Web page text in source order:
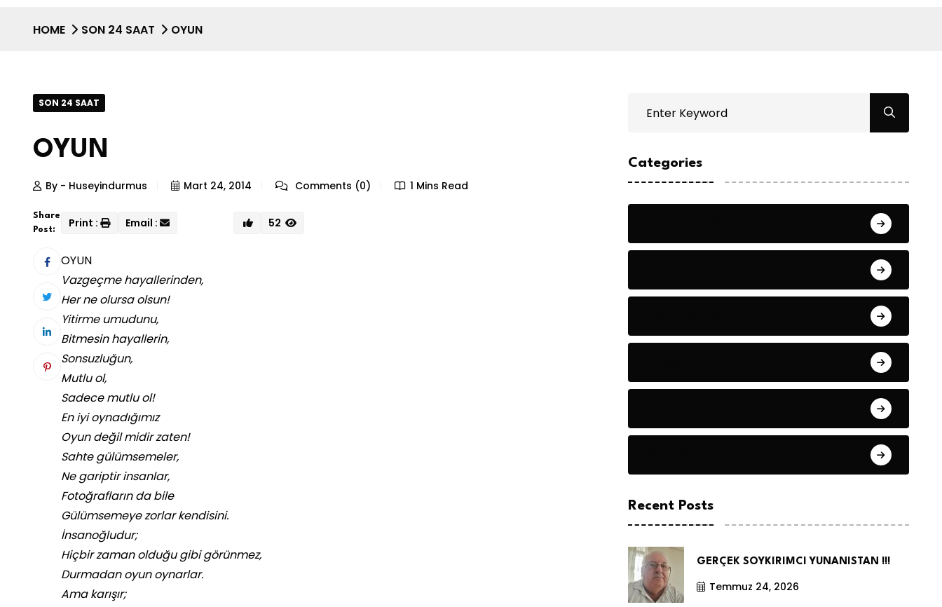
HOME SON 24 SAAT OYUN
SON 24 SAAT
OYUN
By - Huseyindurmus Mart 24, 2014 Comments (0) 1 Mins Read
Share
Post:
Print : Email : 52
OYUN
Vazgeçme hayallerinden,
Her ne olursa olsun!
Yitirme umudunu,
Bitmesin hayallerin,
Sonsuzluğun,
Mutlu ol,
Sadece mutlu ol!
En iyi oynadığımız
Oyun değil midir zaten!
Sahte gülümsemeler,
Ne gariptir insanlar,
Fotoğrafların da bile
Gülümsemeye zorlar kendisini.
İnsanoğludur;
Hiçbir zaman olduğu gibi görünmez,
Durmadan oyun oynarlar.
Ama karışır;
Categories
Recent Posts
GERÇEK SOYKIRIMCI YUNANISTAN !!!
Temmuz 24, 2026